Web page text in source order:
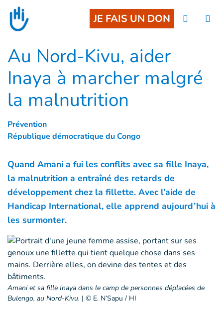
Goto main content
JE FAIS UN DON
Au Nord-Kivu, aider
Inaya à marcher malgré
la malnutrition
Prévention
République démocratique du Congo
Quand Amani a fui les conflits avec sa fille Inaya,
la malnutrition a entraîné des retards de
développement chez la fillette. Avec l’aide de
Handicap International, elle apprend aujourd’hui à
les surmonter.
Amani et sa fille Inaya dans le camp de personnes déplacées de
Bulengo, au Nord-Kivu. | © E. N’Sapu / HI